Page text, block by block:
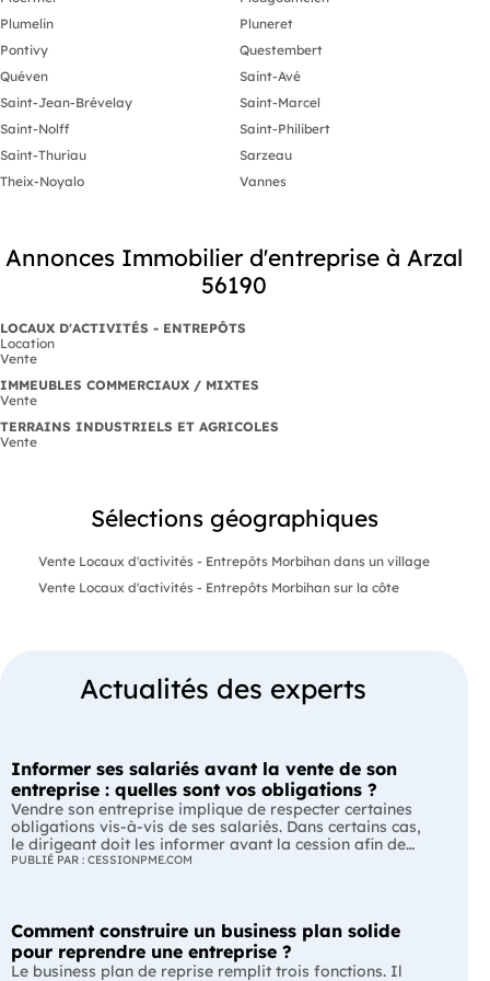
Plumelin
Pluneret
Pontivy
Questembert
Quéven
Saint-Avé
Saint-Jean-Brévelay
Saint-Marcel
Saint-Nolff
Saint-Philibert
Saint-Thuriau
Sarzeau
Theix-Noyalo
Vannes
Annonces Immobilier d'entreprise à Arzal
56190
LOCAUX D'ACTIVITÉS - ENTREPÔTS
Location
Vente
IMMEUBLES COMMERCIAUX / MIXTES
Vente
TERRAINS INDUSTRIELS ET AGRICOLES
Vente
Sélections géographiques
Vente Locaux d'activités - Entrepôts Morbihan dans un village
Vente Locaux d'activités - Entrepôts Morbihan sur la côte
Actualités des experts
Informer ses salariés avant la vente de son
entreprise : quelles sont vos obligations ?
Vendre son entreprise implique de respecter certaines
obligations vis-à-vis de ses salariés. Dans certains cas,
le dirigeant doit les informer avant la cession afin de
leur permettre, s'ils le souhaitent, de présenter une offre
L'essentiel Les entreprises de moins de 250 salariés sont
soumises, dans certains cas, à une obligation
d'information préalable des salariés. Cette obligation
PUBLIÉ PAR : CESSIONPME.COM
Comment construire un business plan solide
pour reprendre une entreprise ?
Le business plan de reprise remplit trois fonctions. Il